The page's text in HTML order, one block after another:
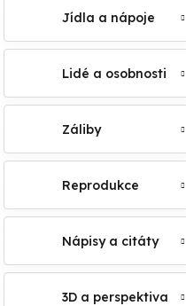
Jídla a nápoje
Lidé a osobnosti
Záliby
Reprodukce
Nápisy a citáty
3D a perspektiva